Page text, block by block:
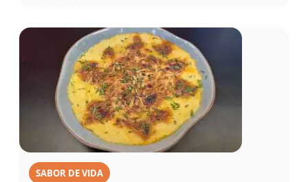
SABOR DE VIDA